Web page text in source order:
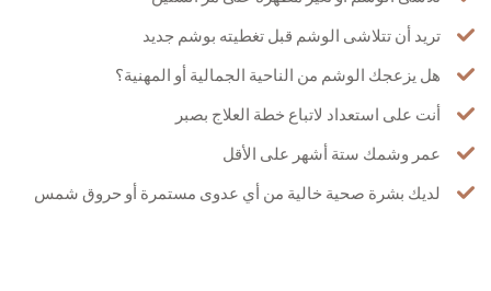
تريد أن تتلاشى الوشم قبل تغطيته بوشم جديد
هل يزعجك الوشم من الناحية الجمالية أو المهنية؟
أنت على استعداد لاتباع خطة العلاج بصبر
عمر وشمك ستة أشهر على الأقل
لديك بشرة صحية خالية من أي عدوى مستمرة أو حروق شمس